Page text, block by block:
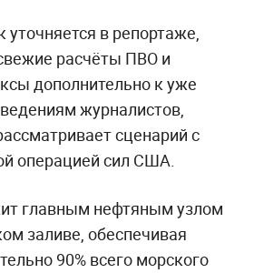
уточняется в репортаже,
расчёты ПВО и
дополнительно к уже
журналистов,
сценарий с
операцией сил США.
главным нефтяным узлом
заливе, обеспечивая
90% всего морского